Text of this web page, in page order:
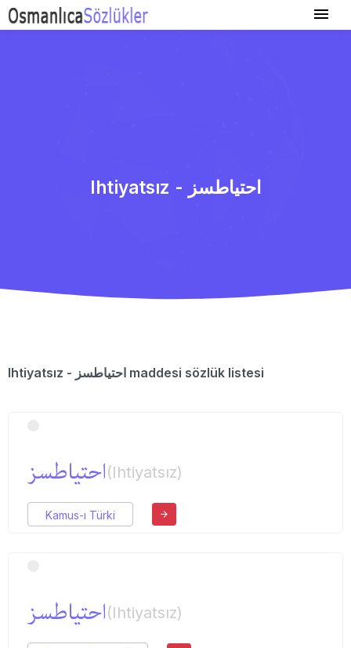
Ihtiyatsız - احتیاطسز
Ihtiyatsız - احتیاطسز maddesi sözlük listesi
احتیاطسز(Ihtiyatsız)
Kamus-ı Türki
احتیاطسز(Ihtiyatsız)